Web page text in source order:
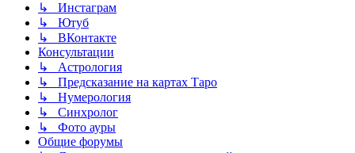
↳ Инстаграм
↳ Ютуб
↳ ВКонтакте
Консультации
↳ Астрология
↳ Предсказание на картах Таро
↳ Нумерология
↳ Синхролог
↳ Фото ауры
Общие форумы